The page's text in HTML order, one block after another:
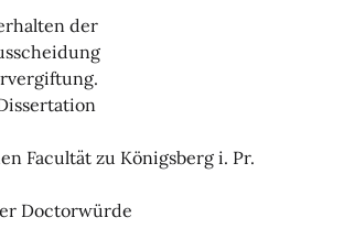
der
Facultät zu Königsberg i. Pr.
Doctorwürde